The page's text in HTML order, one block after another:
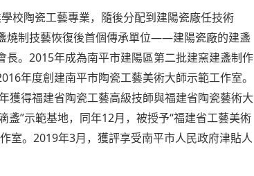
校陶瓷工藝專業，隨後分配到建陽瓷廠任技術
燒制技藝恢復後首個傳承單位——建陽瓷廠的建盞
。 2015年成為南平市建陽區第二批建窯建盞制作
年度創建南平市陶瓷工藝美術大師示範工作室。
獲得福建省陶瓷工藝高級技師與福建省陶瓷藝術大
盞”示範基地，同年12月，被授予“福建省工藝美術
室。 2019年3月，獲評享受南平市人民政府津貼人